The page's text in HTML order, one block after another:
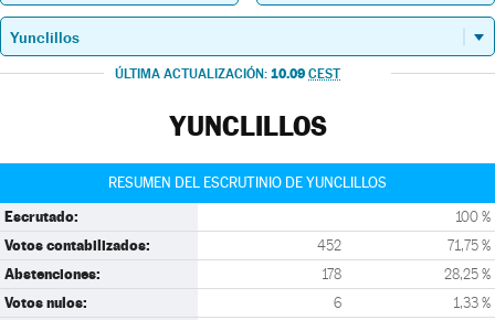
ÚLTIMA ACTUALIZACIÓN: 10.09 CEST
YUNCLILLOS
RESUMEN DEL ESCRUTINIO DE YUNCLILLOS
Escrutado: 100 %
Votos contabilizados: 452 71,75 %
Abstenciones: 178 28,25 %
Votos nulos: 6 1,33 %